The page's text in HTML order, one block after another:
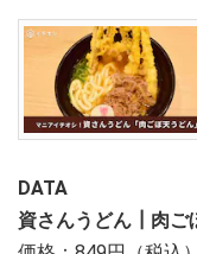
DATA
資さんうどん┃肉ご